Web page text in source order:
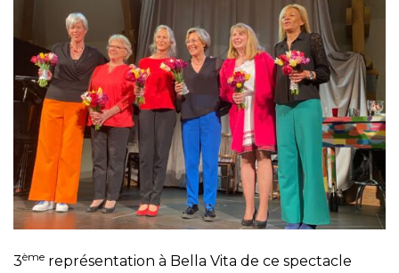
3ème représentation à Bella Vita de ce spectacle